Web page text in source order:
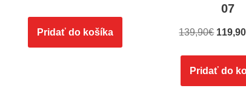
Pridať do košíka
07
139,90€ 119,90
Pridať do